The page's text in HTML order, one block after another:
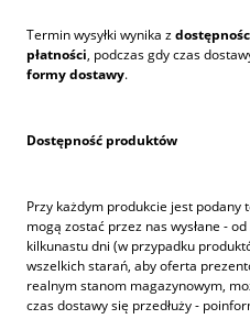
Termin wysyłki wynika z
płatności, podczas gdy czas
formy dostawy.
Dostępność produktów
Przy każdym produkcie jest
mogą zostać przez nas wysłane -
kilkunastu dni (w przypadku
wszelkich starań, aby oferta
realnym stanom magazynowym,
czas dostawy się przedłuży -